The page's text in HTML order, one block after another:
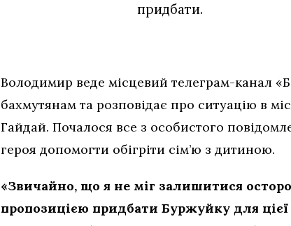
придбати.
Володимир веде місцевий телеграм-канал
бахмутянам та розповідає про ситуацію в
Гайдай. Почалося все з особистого
героя допомогти обігріти сім’ю з дитиною.
«Звичайно, що я не міг залишитися
пропозицією придбати Буржуйку для цієї